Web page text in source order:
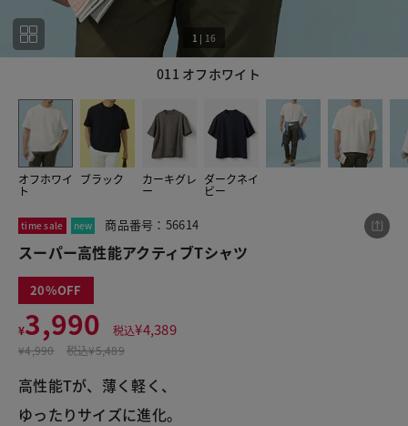
011 オフホワイト
1 | 16
オフホワイ
ト
ブラック カーキグレ
ー
ダークネイ
ビー
time sale new 商品番号：56614
スーパー高性能アクティブTシャツ
20
¥3,990 税込¥4,389
¥4,990 税込¥5,489
高性能Tが、薄く軽く、
ゆったりサイズに進化。
この商品をシェアする
スーパー高性能アクティブTシャツ
¥3,990
LINE